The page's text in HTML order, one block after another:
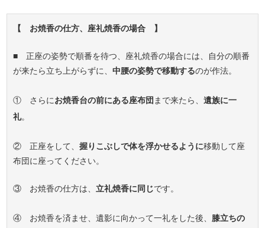
【 お焼香の仕方、座礼焼香の場合 】
■ 正座の姿勢で順番を待つ、座礼焼香の場合には、自分の順番
が来たら立ち上がらずに、中腰の姿勢で移動するのが作法。
① さらにお焼香台の前にある座布団 まで来たら、遺族に一
礼。
② 正座をして、握りこぶしで体を浮かせるように移動して座
布団に座ってください。
③ お焼香の仕方は、立礼焼香に同じです。
④ お焼香を済ませ、遺影に向かって一礼をした後、 膝立ちの